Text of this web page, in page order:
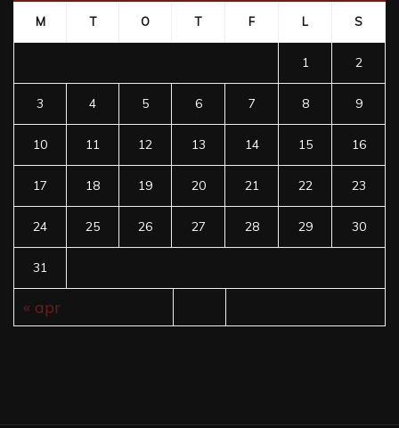
M T O T F L S
1 2
3 4 5 6 7 8 9
10 11 12 13 14 15 16
17 18 19 20 21 22 23
24 25 26 27 28 29 30
31
« apr